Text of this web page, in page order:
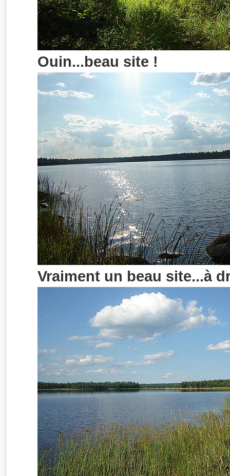
Ouin...beau site !
Vraiment un beau site...à